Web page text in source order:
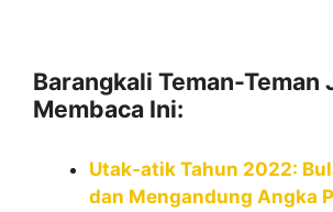
Barangkali Teman-Teman
Membaca Ini:
Utak-atik Tahun 2022:
dan Mengandung Angka